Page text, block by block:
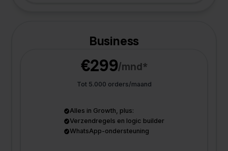
Business
€299/mnd*
Tot 5.000 orders/maand
Alles in Growth, plus:
Verzendregels en logic builder
WhatsApp-ondersteuning